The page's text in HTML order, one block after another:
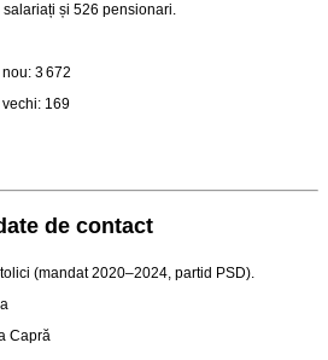
și 526 pensionari.
3 672
169
de contact
(mandat 2020–2024, partid PSD).
Capră